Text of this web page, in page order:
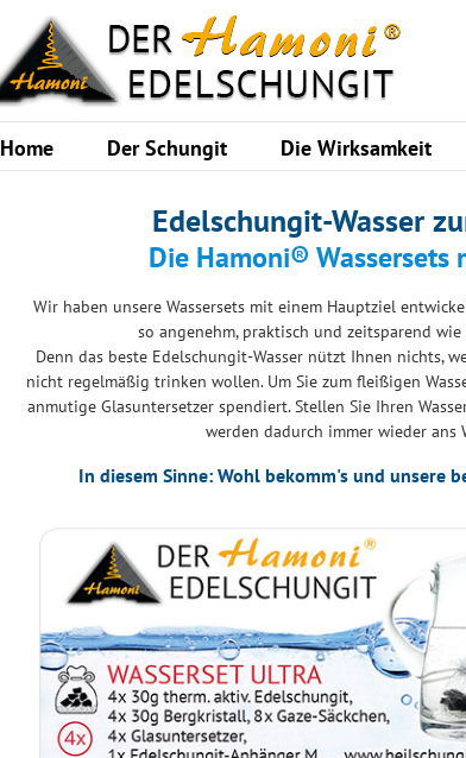
Home Der Schungit Die Wirksamkeit
Edelschungit-Wasser
Die Hamoni® Wassersets
Wir haben unsere Wassersets mit einem Hauptziel
so angenehm, praktisch und zeitsparend
Denn das beste Edelschungit-Wasser nützt Ihnen nichts,
nicht regelmäßig trinken wollen. Um Sie zum fleißigen
anmutige Glasuntersetzer spendiert. Stellen Sie Ihren
werden dadurch immer wieder ans
In diesem Sinne: Wohl bekomm's und unsere